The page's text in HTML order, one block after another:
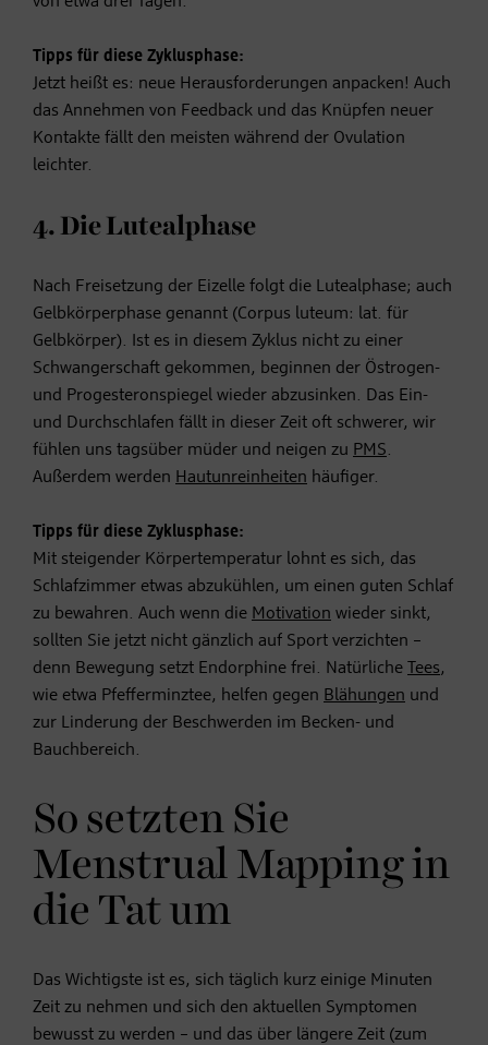
Tipps für diese Zyklusphase:
Jetzt heißt es: neue Herausforderungen anpacken! Auch
das Annehmen von Feedback und das Knüpfen neuer
Kontakte fällt den meisten während der Ovulation
leichter.
4. Die Lutealphase
Nach Freisetzung der Eizelle folgt die Lutealphase; auch
Gelbkörperphase genannt (Corpus luteum: lat. für
Gelbkörper). Ist es in diesem Zyklus nicht zu einer
Schwangerschaft gekommen, beginnen der Östrogen-
und Progesteronspiegel wieder abzusinken. Das Ein-
und Durchschlafen fällt in dieser Zeit oft schwerer, wir
fühlen uns tagsüber müder und neigen zu PMS.
Außerdem werden Hautunreinheiten häufiger.
Tipps für diese Zyklusphase:
Mit steigender Körpertemperatur lohnt es sich, das
Schlafzimmer etwas abzukühlen, um einen guten Schlaf
zu bewahren. Auch wenn die Motivation wieder sinkt,
sollten Sie jetzt nicht gänzlich auf Sport verzichten –
denn Bewegung setzt Endorphine frei. Natürliche Tees,
wie etwa Pfefferminztee, helfen gegen Blähungen und
zur Linderung der Beschwerden im Becken- und
Bauchbereich.
So setzten Sie
Menstrual Mapping in
die Tat um
Das Wichtigste ist es, sich täglich kurz einige Minuten
Zeit zu nehmen und sich den aktuellen Symptomen
bewusst zu werden – und das über längere Zeit (zum